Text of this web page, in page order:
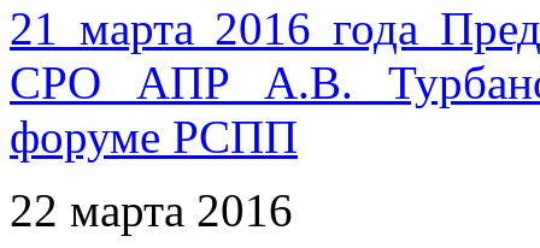
21 марта 2016 года
СРО АПР А.В.
форуме РСПП
22 марта 2016